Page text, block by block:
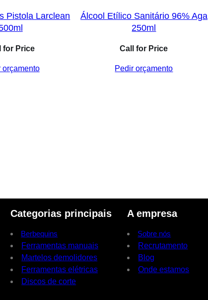
Pistola Larclean
for Price
orçamento
Álcool Etílico Sanitário 96% Aga
250ml
Call for Price
Pedir orçamento
Categorias principais
Berbequins
Ferramentas manuais
Martelos demolidores
Ferramentas elétricas
Discos de corte
A empresa
Sobre nós
Recrutamento
Blog
Onde estamos